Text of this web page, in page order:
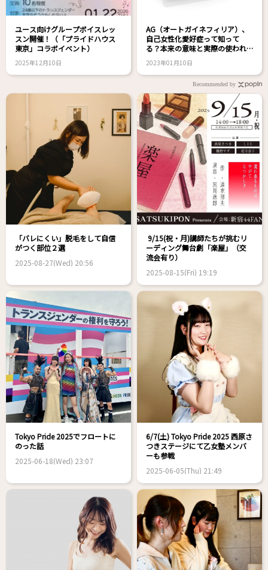
ユース向けグループボイスレッ
スン開催！（「プライドハウス
東京」コラボイベント）
2025年12月10日
AG（オートガイネフィリア）、
自己女性化愛好症って知って
る？本来の意味と実際の使われ
2023年01月10日
Recommended by
「バレにくい」脱毛をして自信
がつく部位２選
2025-08-27(Wed) 20:56
9/15(祝・月)講師たちが挑むリ
ーディング舞台劇「楽屋」（交
流会有り）
2025-08-15(Fri) 19:19
Tokyo Pride 2025でフロートに
のった話
2025-06-18(Wed) 23:07
6/7(土) Tokyo Pride 2025 西原さ
つきステージにて乙女塾メンバ
ーも参戦
2025-06-05(Thu) 21:49